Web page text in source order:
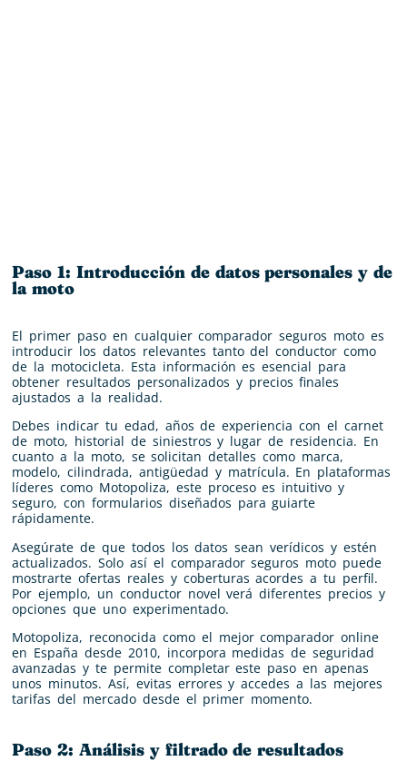
Paso 1: Introducción de datos personales y de
la moto
El primer paso en cualquier comparador seguros moto es
introducir los datos relevantes tanto del conductor como
de la motocicleta. Esta información es esencial para
obtener resultados personalizados y precios finales
ajustados a la realidad.
Debes indicar tu edad, años de experiencia con el carnet
de moto, historial de siniestros y lugar de residencia. En
cuanto a la moto, se solicitan detalles como marca,
modelo, cilindrada, antigüedad y matrícula. En plataformas
líderes como Motopoliza, este proceso es intuitivo y
seguro, con formularios diseñados para guiarte
rápidamente.
Asegúrate de que todos los datos sean verídicos y estén
actualizados. Solo así el comparador seguros moto puede
mostrarte ofertas reales y coberturas acordes a tu perfil.
Por ejemplo, un conductor novel verá diferentes precios y
opciones que uno experimentado.
Motopoliza, reconocida como el mejor comparador online
en España desde 2010, incorpora medidas de seguridad
avanzadas y te permite completar este paso en apenas
unos minutos. Así, evitas errores y accedes a las mejores
tarifas del mercado desde el primer momento.
Paso 2: Análisis y filtrado de resultados